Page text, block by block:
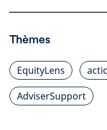
Thèmes
EquityLens
AdviserSupport